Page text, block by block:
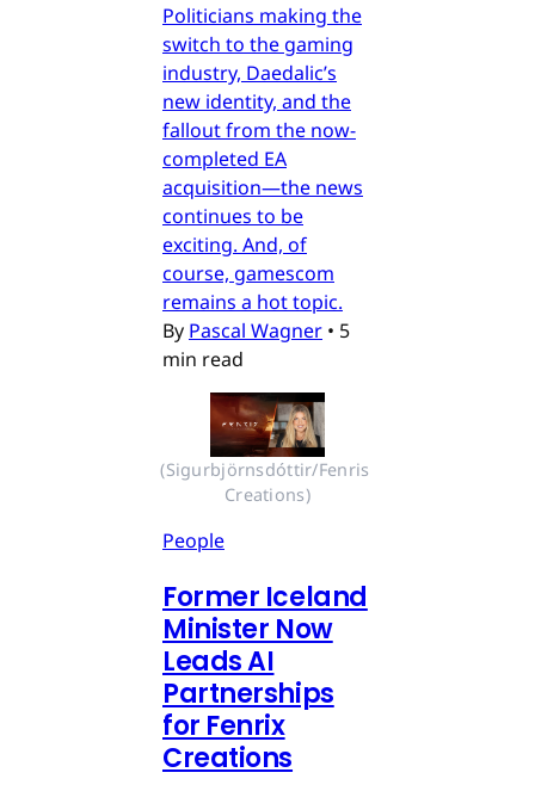
Politicians making the
switch to the gaming
industry, Daedalic’s
new identity, and the
fallout from the now-
completed EA
acquisition—the news
continues to be
exciting. And, of
course, gamescom
remains a hot topic.
By Pascal Wagner • 5
min read
(Sigurbjörnsdóttir/Fenris
Creations)
People
Former Iceland
Minister Now
Leads AI
Partnerships
for Fenrix
Creations